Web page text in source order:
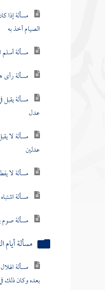
مسألة
عدل
مسألة لا
مسألة صوم
مسألة أيام
مسألة
بعده وكان ذلك
مسألة
مسألة من
مسألة صيام